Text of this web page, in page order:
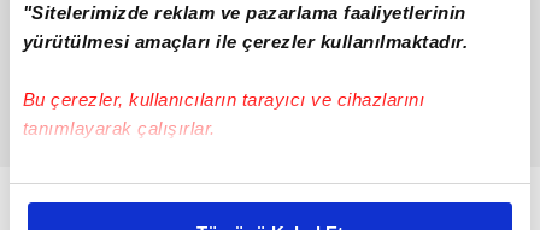
"Sitelerimizde reklam ve pazarlama faaliyetlerinin
yürütülmesi amaçları ile çerezler kullanılmaktadır.
Bu çerezler, kullanıcıların tarayıcı ve cihazlarını
tanımlayarak çalışırlar.
Bu çerezlere izin vermeniz halinde sizlere özel